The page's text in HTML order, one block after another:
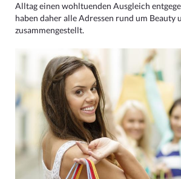
Alltag einen wohltuenden Ausgleich
haben daher alle Adressen rund um Beauty
zusammengestellt.